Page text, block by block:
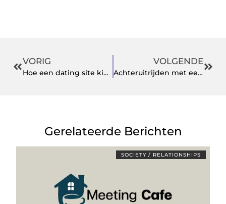
VORIG
Hoe een dating site kiezen?
VOLGENDE
Achteruitrijden met een achteruitrijcamera
Gerelateerde Berichten
SOCIETY / RELATIONSHIPS